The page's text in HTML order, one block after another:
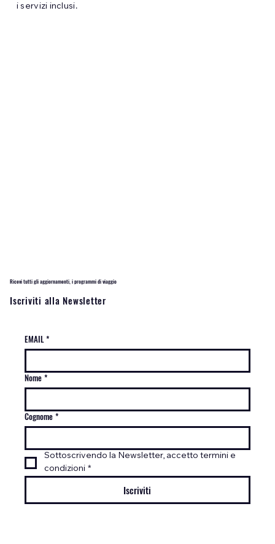
i servizi inclusi.
Ricevi tutti gli aggiornamenti, i programmi di viaggio
Iscriviti alla Newsletter
EMAIL *
Nome *
Cognome *
Sottoscrivendo la Newsletter, accetto termini e
condizioni *
Iscriviti